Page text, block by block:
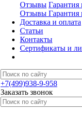
Отзывы Гарантия
Отзывы Гарантия
Доставка и оплата
Статьи
Контакты
Сертификаты и
+7(499)938-9-958
Заказать звонок